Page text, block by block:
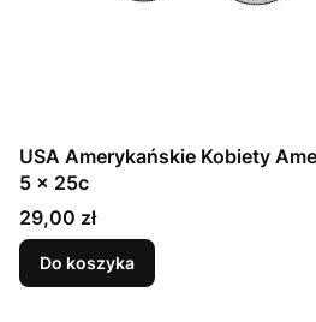
USA Amerykańskie Kobiety
5 x 25c
Cena
29,00 zł
Do koszyka